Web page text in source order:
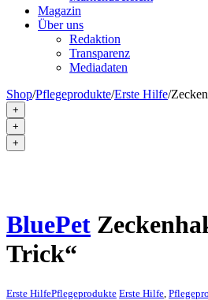
Magazin
Über uns
Redaktion
Transparenz
Mediadaten
Shop/Pflegeprodukte/Erste Hilfe/
+
+
+
BluePet
Trick“
Erste HilfePflegeprodukte Erste Hilfe